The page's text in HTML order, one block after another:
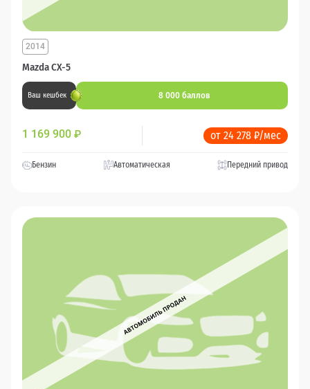
Mazda CX-5
2014
Ваш кешбек 8 000 баллов
1 169 900 ₽ от 24 278 ₽/мес
Бензин Автоматическая Передний привод